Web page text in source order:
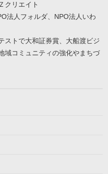
クリエイト
法人フォルダ、NPO法人いわ
ストで大和証券賞、大船渡ビジ
域コミュニティの強化やまちづ